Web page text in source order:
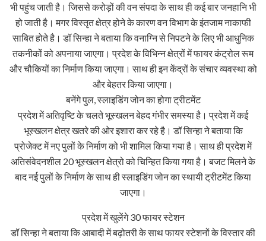
भी पहुंच जाती है। जिससे करोड़ों की वन संपदा के साथ ही कई बार जनहानि भी
हो जाती है। मगर विस्तृत क्षेत्र होने के कारण वन विभाग के इंतजाम नाकाफी
साबित होते है। डॉ सिन्हा ने बताया कि वनाग्नि से निपटने के लिए भी आधुनिक
तकनीकों को अपनाया जाएगा। प्रदेश के विभिन्न क्षेत्रों में फायर कंट्रोल रूम
और चौकियों का निर्माण किया जाएगा। साथ ही इन केंद्रों के संचार व्यवस्था को
और बेहतर किया जाएगा।
बनेंगे पुल, स्लाइडिंग जोन का होगा ट्रीटमेंट
प्रदेश में अतिवृष्टि के चलते भूस्खलन बेहद गंभीर समस्या है। प्रदेश में कई
भूस्खलन क्षेत्र खतरे की ओर इशारा कर रहे है। डॉ सिन्हा ने बताया कि
प्रोजेक्ट में नए पुलों के निर्माण को भी शामिल किया गया है। साथ ही प्रदेश में
अतिसंवेदनशील 20 भूस्खलन क्षेत्रो को चिन्हित किया गया है। बजट मिलने के
बाद नई पुलों के निर्माण के साथ ही स्लाइडिंग जोन का स्थायी ट्रीटमेंट किया
जाएगा।
प्रदेश में खुलेंगे 30 फायर स्टेशन
डॉ सिन्हा ने बताया कि आबादी में बढ़ोतरी के साथ फायर स्टेशनों के विस्तार की